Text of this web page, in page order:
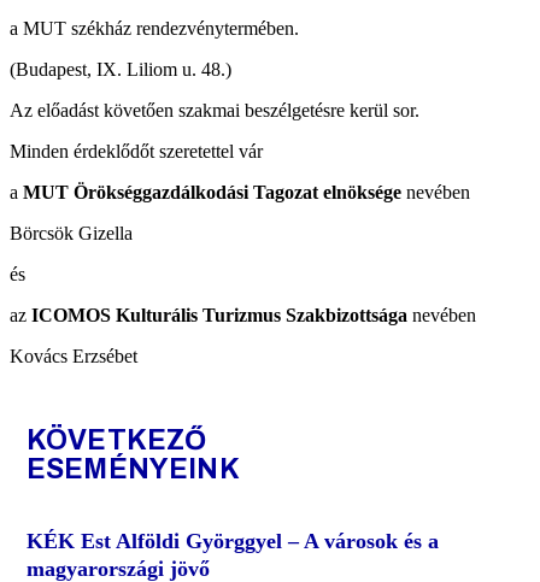
a MUT székház rendezvénytermében.
(Budapest, IX. Liliom u. 48.)
Az előadást követően szakmai beszélgetésre kerül sor.
Minden érdeklődőt szeretettel vár
a MUT Örökséggazdálkodási Tagozat elnöksége nevében
Börcsök Gizella
és
az ICOMOS Kulturális Turizmus Szakbizottsága nevében
Kovács Erzsébet
KÖVETKEZŐ
ESEMÉNYEINK
KÉK Est Alföldi Györggyel – A városok és a
magyarországi jövő